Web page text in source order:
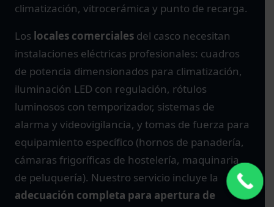
climatización, vitrocerámica y punto de recarga.
Los locales comerciales del casco necesitan
instalaciones eléctricas profesionales: cuadros
de potencia dimensionados para climatización,
iluminación LED con regulación, rótulos
luminosos con temporizador, sistemas de
alarma y videovigilancia, y tomas de fuerza para
equipamiento específico (hornos de panadería,
cámaras frigoríficas de hostelería, maquinaria
de peluquería). Nuestro servicio incluye la
adecuación completa para apertura de